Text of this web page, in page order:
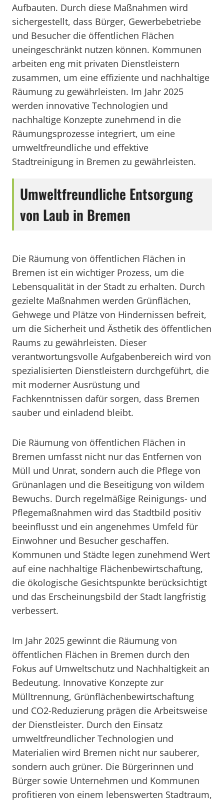
Aufbauten. Durch diese Maßnahmen wird
sichergestellt, dass Bürger, Gewerbebetriebe
und Besucher die öffentlichen Flächen
uneingeschränkt nutzen können. Kommunen
arbeiten eng mit privaten Dienstleistern
zusammen, um eine effiziente und nachhaltige
Räumung zu gewährleisten. Im Jahr 2025
werden innovative Technologien und
nachhaltige Konzepte zunehmend in die
Räumungsprozesse integriert, um eine
umweltfreundliche und effektive
Stadtreinigung in Bremen zu gewährleisten.
Umweltfreundliche Entsorgung
von Laub in Bremen
Die Räumung von öffentlichen Flächen in
Bremen ist ein wichtiger Prozess, um die
Lebensqualität in der Stadt zu erhalten. Durch
gezielte Maßnahmen werden Grünflächen,
Gehwege und Plätze von Hindernissen befreit,
um die Sicherheit und Ästhetik des öffentlichen
Raums zu gewährleisten. Dieser
verantwortungsvolle Aufgabenbereich wird von
spezialisierten Dienstleistern durchgeführt, die
mit moderner Ausrüstung und
Fachkenntnissen dafür sorgen, dass Bremen
sauber und einladend bleibt.
Die Räumung von öffentlichen Flächen in
Bremen umfasst nicht nur das Entfernen von
Müll und Unrat, sondern auch die Pflege von
Grünanlagen und die Beseitigung von wildem
Bewuchs. Durch regelmäßige Reinigungs- und
Pflegemaßnahmen wird das Stadtbild positiv
beeinflusst und ein angenehmes Umfeld für
Einwohner und Besucher geschaffen.
Kommunen und Städte legen zunehmend Wert
auf eine nachhaltige Flächenbewirtschaftung,
die ökologische Gesichtspunkte berücksichtigt
und das Erscheinungsbild der Stadt langfristig
verbessert.
Im Jahr 2025 gewinnt die Räumung von
öffentlichen Flächen in Bremen durch den
Fokus auf Umweltschutz und Nachhaltigkeit an
Bedeutung. Innovative Konzepte zur
Mülltrennung, Grünflächenbewirtschaftung
und CO2-Reduzierung prägen die Arbeitsweise
der Dienstleister. Durch den Einsatz
umweltfreundlicher Technologien und
Materialien wird Bremen nicht nur sauberer,
sondern auch grüner. Die Bürgerinnen und
Bürger sowie Unternehmen und Kommunen
profitieren von einem lebenswerten Stadtraum,